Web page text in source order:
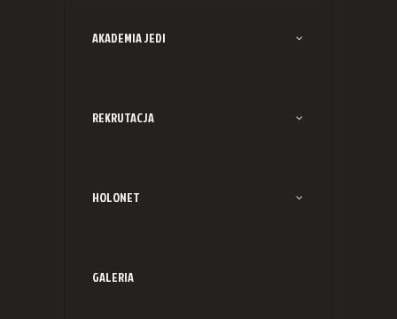
AKADEMIA JEDI
REKRUTACJA
HOLONET
GALERIA